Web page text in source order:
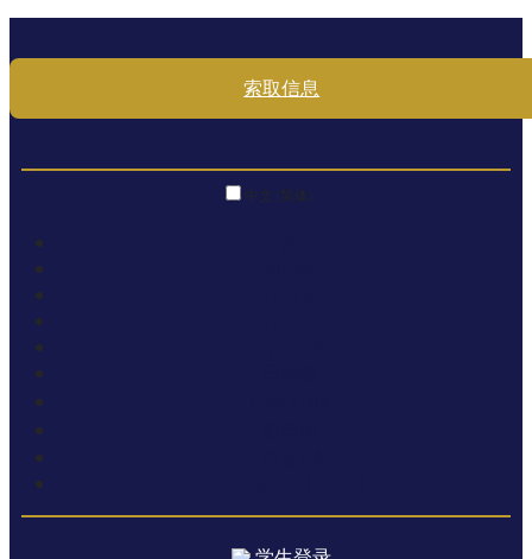
索取信息
中文 (简体)